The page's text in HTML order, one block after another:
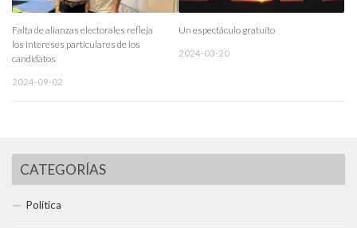
Falta de alianzas electorales refleja
los intereses particulares de los
candidatos
2024-09-02
Un espectáculo gratuito
2024-03-20
CATEGORÍAS
Política